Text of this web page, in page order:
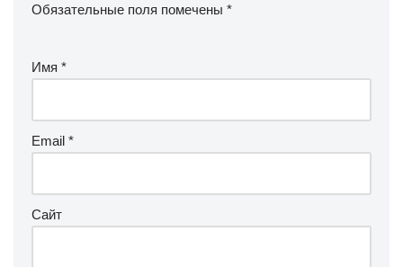
Обязательные поля помечены *
Имя *
Email *
Сайт